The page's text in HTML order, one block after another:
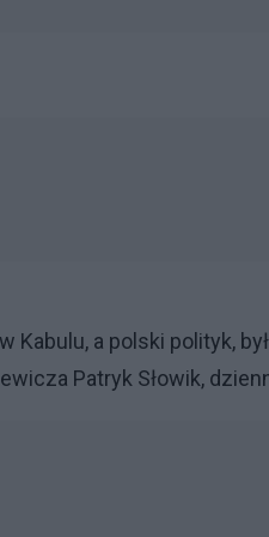
Kabulu, a polski polityk,
Patryk Słowik,